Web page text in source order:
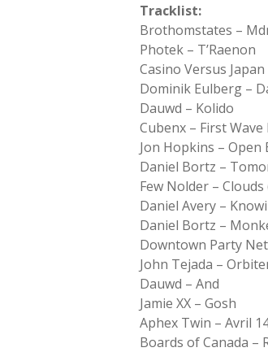
Tracklist:
Brothomstates –
Photek – T’Raenon
Casino Versus
Dominik Eulberg –
Dauwd – Kolido
Cubenx – First
Jon Hopkins – Open
Daniel Bortz –
Few Nolder –
Daniel Avery –
Daniel Bortz –
Downtown Party
John Tejada –
Dauwd – And
Jamie XX – Gosh
Aphex Twin – Avril
Boards of Canada –